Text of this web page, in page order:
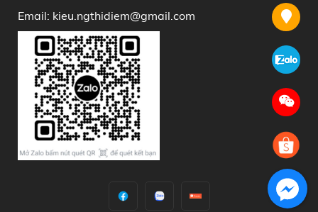
Email: kieu.ngthidiem@gmail.com